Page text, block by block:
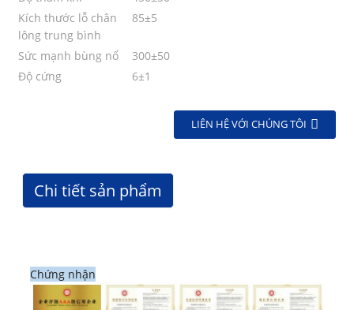
Kích thước lỗ chân
lông trung bình
85±5
Sức mạnh bùng nổ
300±50
Độ cứng
6±1
LIÊN HỆ VỚI CHÚNG TÔI
Chi tiết sản phẩm
Chứng nhận